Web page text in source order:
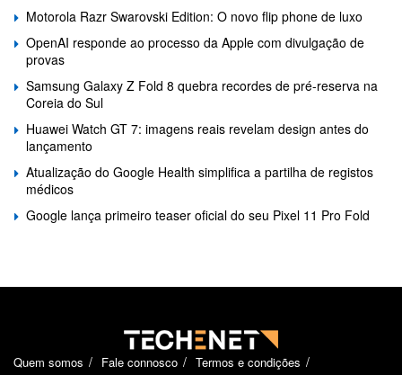
Motorola Razr Swarovski Edition: O novo flip phone de luxo
OpenAI responde ao processo da Apple com divulgação de
provas
Samsung Galaxy Z Fold 8 quebra recordes de pré-reserva na
Coreia do Sul
Huawei Watch GT 7: imagens reais revelam design antes do
lançamento
Atualização do Google Health simplifica a partilha de registos
médicos
Google lança primeiro teaser oficial do seu Pixel 11 Pro Fold
Quem somos Fale connosco
Termos e condições